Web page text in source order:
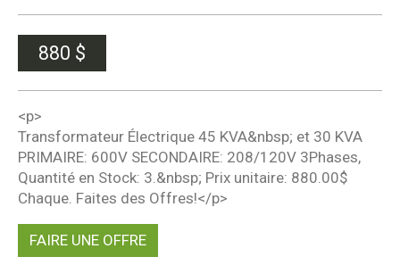
880 $
<p>
Transformateur Électrique 45 KVA&nbsp; et 30 KVA
PRIMAIRE: 600V SECONDAIRE: 208/120V 3Phases,
Quantité en Stock: 3.&nbsp; Prix unitaire: 880.00$
Chaque. Faites des Offres!</p>
FAIRE UNE OFFRE